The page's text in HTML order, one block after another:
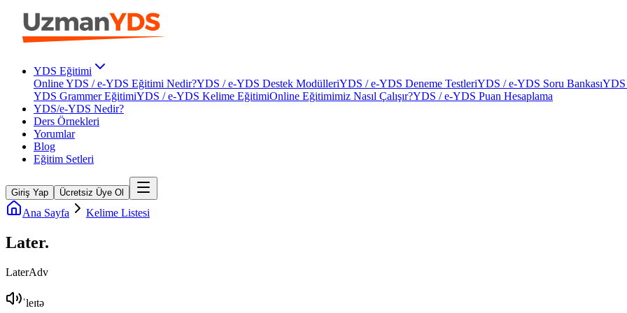
YDS Eğitimi
Online YDS / e-YDS Eğitimi Nedir?YDS / e-YDS Destek ModülleriYDS / e-YDS Deneme TestleriYDS / e-YDS Soru BankasıYDS
YDS Grammer EğitimiYDS / e-YDS Kelime EğitimiOnline Eğitimimiz Nasıl Çalışır?YDS / e-YDS Puan Hesaplama
YDS/e-YDS Nedir?
Ders Örnekleri
Yorumlar
Blog
Eğitim Setleri
Giriş Yap Ücretsiz Üye Ol
Ana Sayfa Kelime Listesi
Later.
LaterAdv
ˈleɪtə